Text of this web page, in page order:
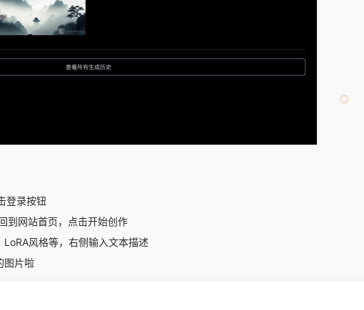
登录按钮
到网站首页，点击开始创作
风格等，右侧输入文本描述
图片啦